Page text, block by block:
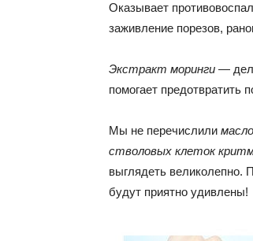
Оказывает
заживление порезов,
Экстракт моринги —
помогает предотвратить
Мы не перечислили
стволовых клеток
выглядеть великолепно.
будут приятно удивлены!